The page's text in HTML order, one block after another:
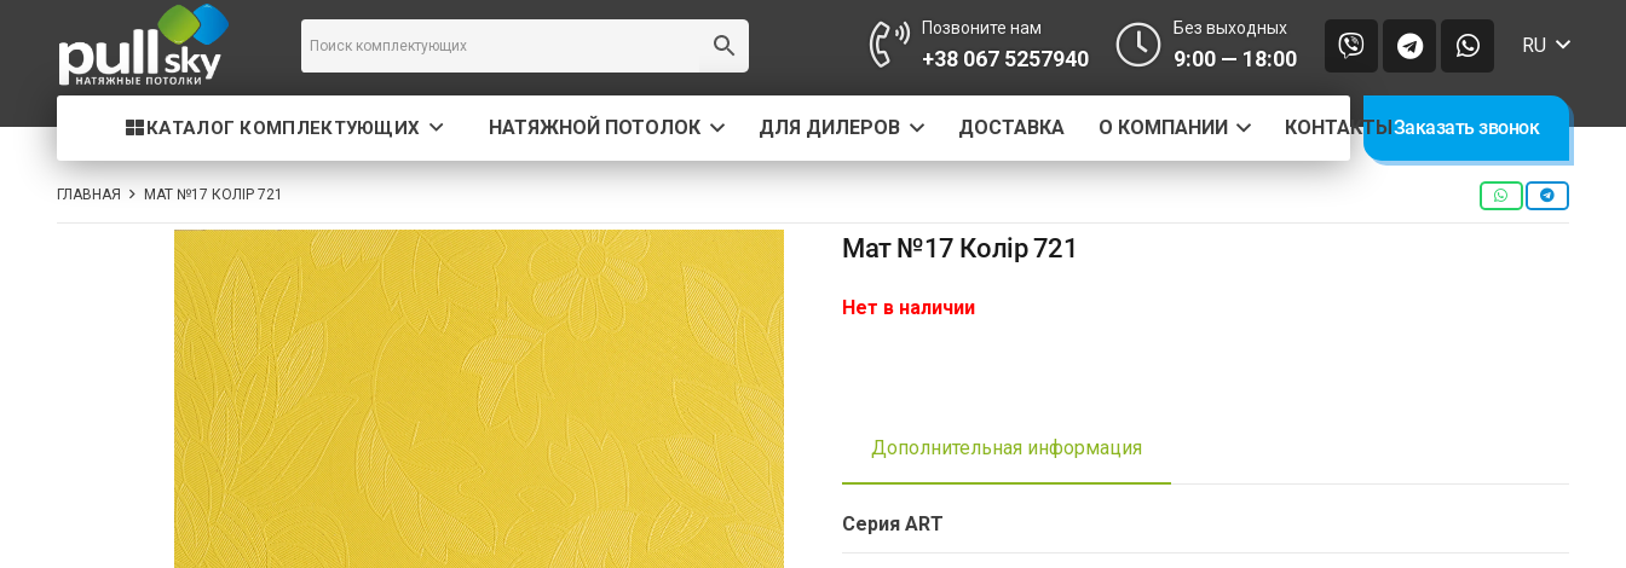
Позвоните нам
+38 067 5257940
Без выходных
9:00 — 18:00
RU
КАТАЛОГ КОМПЛЕКТУЮЩИХ НАТЯЖНОЙ ПОТОЛОК ДЛЯ ДИЛЕРОВ ДОСТАВКА О КОМПАНИИ КОНТАКТЫЗаказать звонок
ГЛАВНАЯ МАТ №17 КОЛІР 721
Мат №17 Колір 721
Нет в наличии
Дополнительная информация
Серия ART